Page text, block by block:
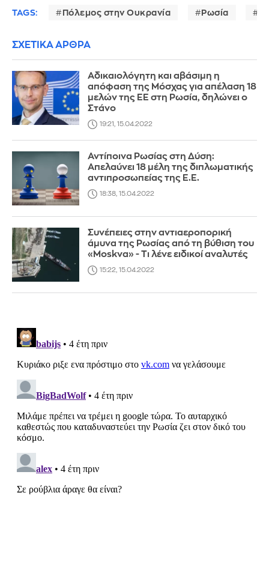
TAGS: Πόλεμος στην Ουκρανία Ρωσία
ΣΧΕΤΙΚΑ ΑΡΘΡΑ
Αδικαιολόγητη και αβάσιμη η
απόφαση της Μόσχας για απέλαση 18
μελών της ΕΕ στη Ρωσία, δηλώνει ο
Στάνο
19:21, 15.04.2022
Αντίποινα Ρωσίας στη Δύση:
Απελαύνει 18 μέλη της διπλωματικής
αντιπροσωπείας της Ε.Ε.
18:38, 15.04.2022
Συνέπειες στην αντιαεροπορική
άμυνα της Ρωσίας από τη βύθιση του
«Moskva» - Τι λένε ειδικοί αναλυτές
15:22, 15.04.2022